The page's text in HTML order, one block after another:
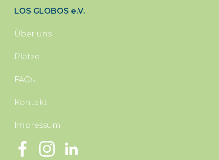
LOS GLOBOS e.V.
Über uns
Plätze
FAQs
Kontakt
Impressum